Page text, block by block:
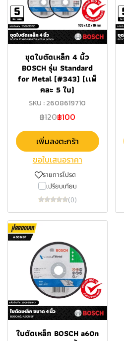
ชุดใบตัดเหล็ก 4 นิ้ว
BOSCH รุ่น Standard
for Metal (#343) (เเพ็
คละ 5 ใบ)
SKU : 2608619710
฿120฿100
เพิ่มลงตะกร้า
ขอใบเสนอราคา
รายการโปรด
เปรียบเทียบ
(0)
ใบตัดเหล็ก BOSCH a60n